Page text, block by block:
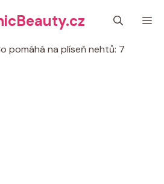
pomáhá na plíseň nehtů: 7